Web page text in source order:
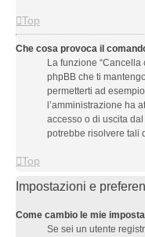
Top
Che cosa provoca il
La funzione
phpBB che ti
permetterti ad
l’amministrazione ha
accesso o di uscita
potrebbe risolvere tali
Top
Impostazioni e
Come cambio le mie
Se sei un utente